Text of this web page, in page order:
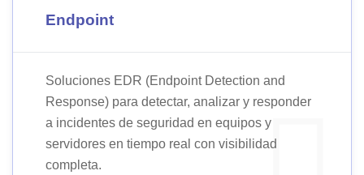
Endpoint
Soluciones EDR (Endpoint Detection and
Response) para detectar, analizar y responder
a incidentes de seguridad en equipos y
servidores en tiempo real con visibilidad
completa.